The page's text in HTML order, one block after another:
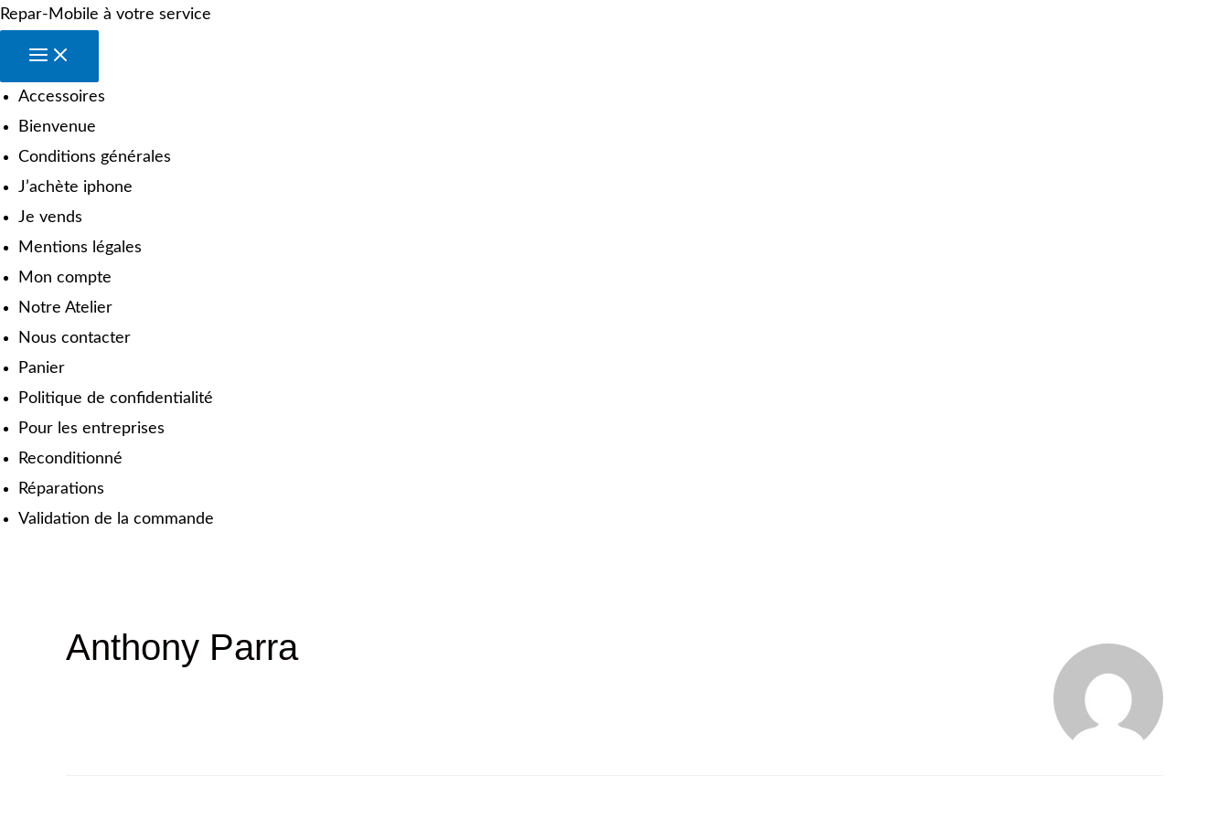
Repar-Mobile à votre service
Accessoires
Bienvenue
Conditions générales
J’achète iphone
Je vends
Mentions légales
Mon compte
Notre Atelier
Nous contacter
Panier
Politique de confidentialité
Pour les entreprises
Reconditionné
Réparations
Validation de la commande
Anthony Parra